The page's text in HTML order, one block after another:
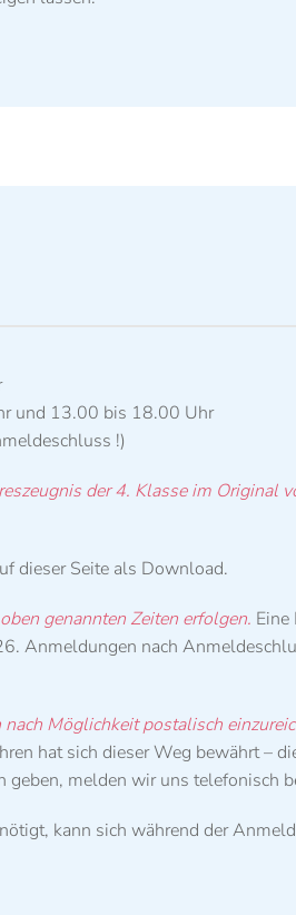
13.00 bis 18.00 Uhr
!)
der 4. Klasseim Original
dieser Seite als Download.
genannten Zeiten erfolgen.
Anmeldungen nach
Möglichkeit postalisch
hat sich dieser Weg bewährt
geben, melden wir uns telefonisch
kann sich während der